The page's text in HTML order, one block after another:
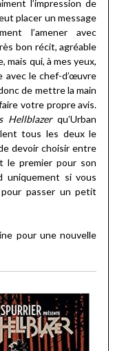
l’impression de
placer un message
l’amener avec
bon récit, agréable
qui, à mes yeux,
le chef-d’œuvre
de mettre la main
votre propre avis.
Hellblazerqu’Urban
tous les deux le
devoir choisir entre
le premier pour son
uniquement si vous
passer un petit
pour une nouvelle